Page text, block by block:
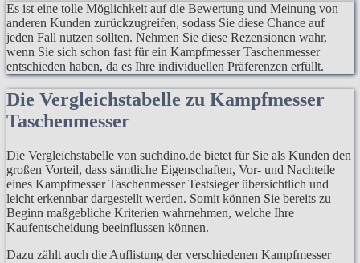
Es ist eine tolle Möglichkeit auf die Bewertung und Meinung von
anderen Kunden zurückzugreifen, sodass Sie diese Chance auf
jeden Fall nutzen sollten. Nehmen Sie diese Rezensionen wahr,
wenn Sie sich schon fast für ein Kampfmesser Taschenmesser
entschieden haben, da es Ihre individuellen Präferenzen erfüllt.
Die Vergleichstabelle zu Kampfmesser
Taschenmesser
Die Vergleichstabelle von suchdino.de bietet für Sie als Kunden den
großen Vorteil, dass sämtliche Eigenschaften, Vor- und Nachteile
eines Kampfmesser Taschenmesser Testsieger übersichtlich und
leicht erkennbar dargestellt werden. Somit können Sie bereits zu
Beginn maßgebliche Kriterien wahrnehmen, welche Ihre
Kaufentscheidung beeinflussen können.
Dazu zählt auch die Auflistung der verschiedenen Kampfmesser